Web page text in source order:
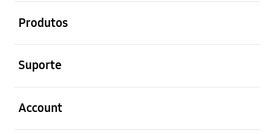
Produtos
Suporte
Account